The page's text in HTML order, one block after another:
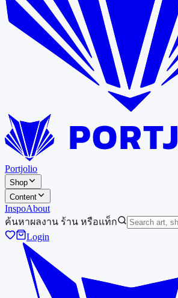
Portjolio
Shop
Content
InspoAbout
ค้นหาผลงาน ร้าน หรือแท็ก
Login